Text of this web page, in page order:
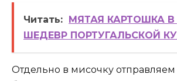
Читать: МЯТАЯ КАРТОШКА
ШЕДЕВР ПОРТУГАЛЬСКОЙ
Отдельно в мисочку